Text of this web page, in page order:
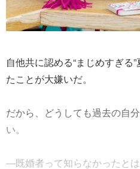
自他共に認める“まじめすぎる
たことが大嫌いだ。
だから、どうしても過去の自
い。
―既婚者って知らなかったと